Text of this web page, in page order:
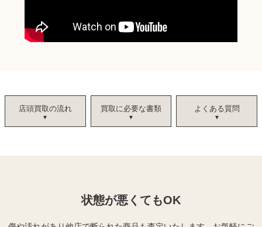
店頭買取の流れ 買取に必要な書類 よくある質問
状態が悪くてもOK